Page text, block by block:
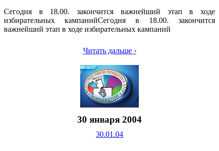
Сегодня в 18.00. закончится важнейший этап в ходе
избирательных кампанийСегодня в 18.00. закончится
важнейший этап в ходе избирательных кампаний
Читать дальше ›
30 января 2004
30.01.04